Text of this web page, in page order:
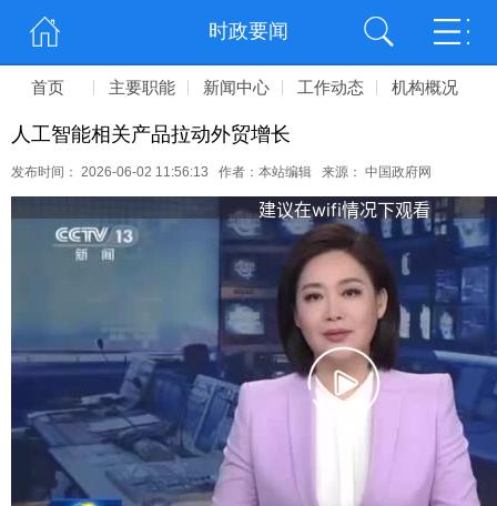
时政要闻
首页 主要职能 新闻中心 工作动态 机构概况
人工智能相关产品拉动外贸增长
发布时间： 2026-06-02 11:56:13 作者：本站编辑 来源： 中国政府网